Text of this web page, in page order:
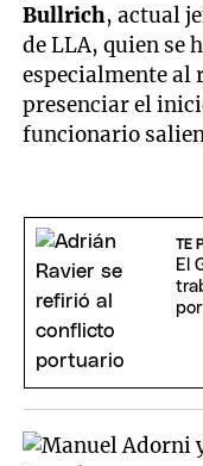
Bullrich, actual
de LLA, quien se
especialmente al
presenciar el
funcionario
TE
El